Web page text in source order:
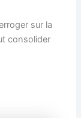
sur la
consolider